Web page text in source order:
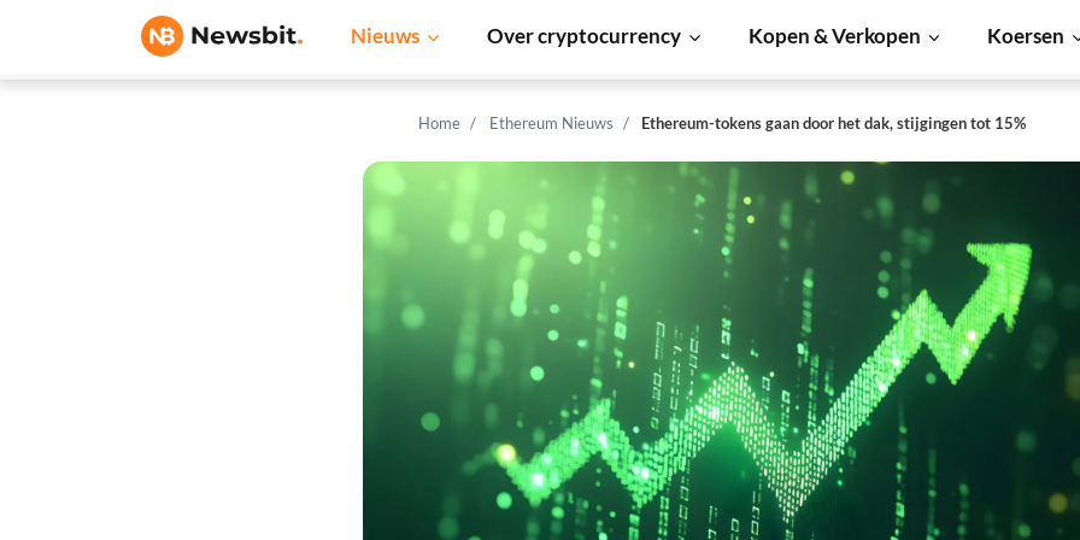
Nieuws Over cryptocurrency Kopen & Verkopen Koersen
Home Ethereum Nieuws Ethereum-tokens gaan door het dak, stijgingen tot 15%